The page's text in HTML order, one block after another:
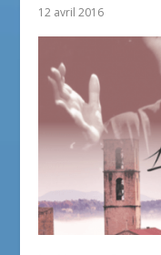
12 avril 2016